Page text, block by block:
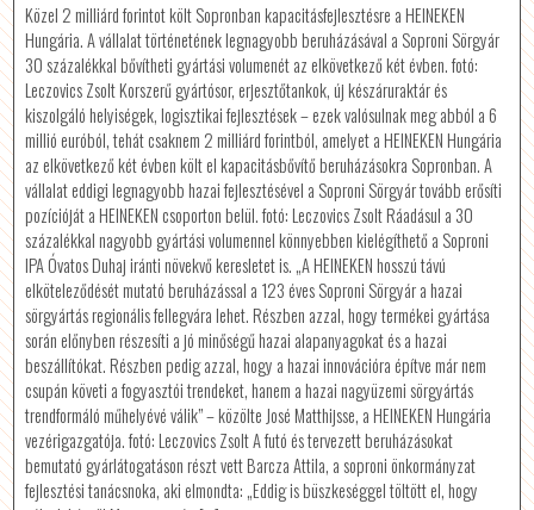
Közel 2 milliárd forintot költ Sopronban kapacitásfejlesztésre a HEINEKEN
Hungária. A vállalat történetének legnagyobb beruházásával a Soproni Sörgyár
30 százalékkal bővítheti gyártási volumenét az elkövetkező két évben. fotó:
Leczovics Zsolt Korszerű gyártósor, erjesztőtankok, új készáruraktár és
kiszolgáló helyiségek, logisztikai fejlesztések – ezek valósulnak meg abból a 6
millió euróból, tehát csaknem 2 milliárd forintból, amelyet a HEINEKEN Hungária
az elkövetkező két évben költ el kapacitásbővítő beruházásokra Sopronban. A
vállalat eddigi legnagyobb hazai fejlesztésével a Soproni Sörgyár tovább erősíti
pozícióját a HEINEKEN csoporton belül. fotó: Leczovics Zsolt Ráadásul a 30
százalékkal nagyobb gyártási volumennel könnyebben kielégíthető a Soproni
IPA Óvatos Duhaj iránti növekvő keresletet is. „A HEINEKEN hosszú távú
elköteleződését mutató beruházással a 123 éves Soproni Sörgyár a hazai
sörgyártás regionális fellegvára lehet. Részben azzal, hogy termékei gyártása
során előnyben részesíti a jó minőségű hazai alapanyagokat és a hazai
beszállítókat. Részben pedig azzal, hogy a hazai innovációra építve már nem
csupán követi a fogyasztói trendeket, hanem a hazai nagyüzemi sörgyártás
trendformáló műhelyévé válik” – közölte José Matthijsse, a HEINEKEN Hungária
vezérigazgatója. fotó: Leczovics Zsolt A futó és tervezett beruházásokat
bemutató gyárlátogatáson részt vett Barcza Attila, a soproni önkormányzat
fejlesztési tanácsnoka, aki elmondta: „Eddig is büszkeséggel töltött el, hogy